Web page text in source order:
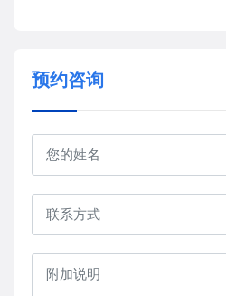
预约咨询